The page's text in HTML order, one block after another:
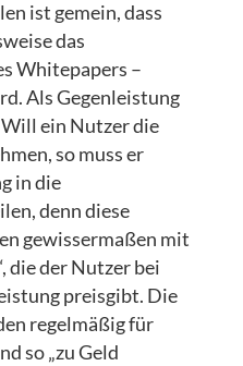
ist gemein, dass
das
Whitepapers –
Als Gegenleistung
ein Nutzer die
so muss er
in die
denn diese
gewissermaßen mit
die der Nutzer bei
preisgibt. Die
regelmäßig für
so „zu Geld